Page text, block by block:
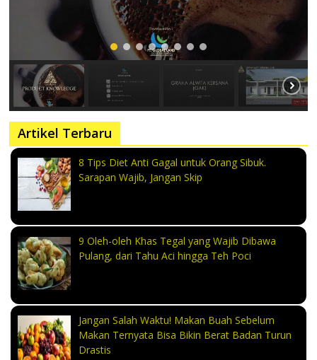
Artikel Terbaru
8 Tips Diet Anti Gagal untuk Orang Sibuk.
Sarapan Wajib, Jangan Skip
9 Oleh-oleh Khas Tegal yang Wajib Dibawa
Pulang, dari Tahu Aci hingga Teh Poci
Jangan Salah Waktu! Makan Buah Sebelum
Makan Ternyata Bisa Bikin Berat Badan Turun
Drastis